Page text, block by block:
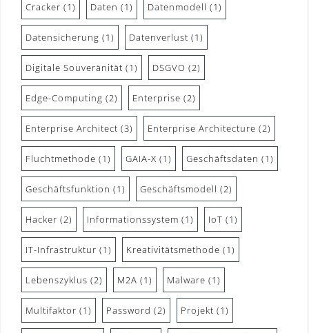
Cracker (1) Daten (1) Datenmodell (1)
Datensicherung (1) Datenverlust (1)
Digitale Souveränität (1) DSGVO (2)
Edge-Computing (2) Enterprise (2)
Enterprise Architect (3) Enterprise Architecture (2)
Fluchtmethode (1) GAIA-X (1) Geschäftsdaten (1)
Geschäftsfunktion (1) Geschäftsmodell (2)
Hacker (2) Informationssystem (1) IoT (1)
IT-Infrastruktur (1) Kreativitätsmethode (1)
Lebenszyklus (2) M2A (1) Malware (1)
Multifaktor (1) Password (2) Projekt (1)